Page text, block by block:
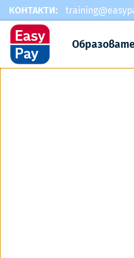
КОНТАКТИ: